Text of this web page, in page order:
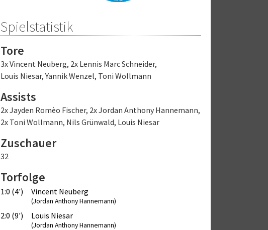
Spielstatistik
Tore
3x Vincent Neuberg, 2x Lennis Marc Schneider,
Louis Niesar,Yannik Wenzel, Toni Wollmann
Assists
2x Jayden Romèo Fischer, 2x Jordan Anthony Hannemann,
2x Toni Wollmann, Nils Grünwald, Louis Niesar
Zuschauer
32
Torfolge
1:0 (4') Vincent Neuberg
(Jordan Anthony Hannemann)
2:0 (9') Louis Niesar
(Jordan Anthony Hannemann)